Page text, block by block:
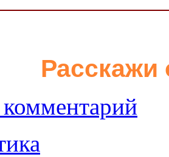
Расскажи